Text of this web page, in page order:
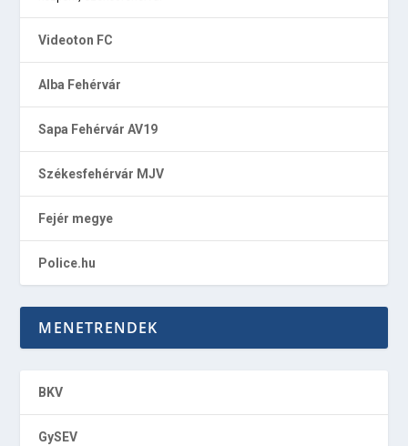
Videoton FC
Alba Fehérvár
Sapa Fehérvár AV19
Székesfehérvár MJV
Fejér megye
Police.hu
MENETRENDEK
BKV
GySEV